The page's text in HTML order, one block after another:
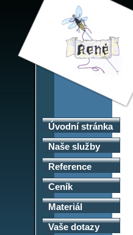
Úvodní stránka
Naše služby
Reference
Ceník
Materiál
Vaše dotazy